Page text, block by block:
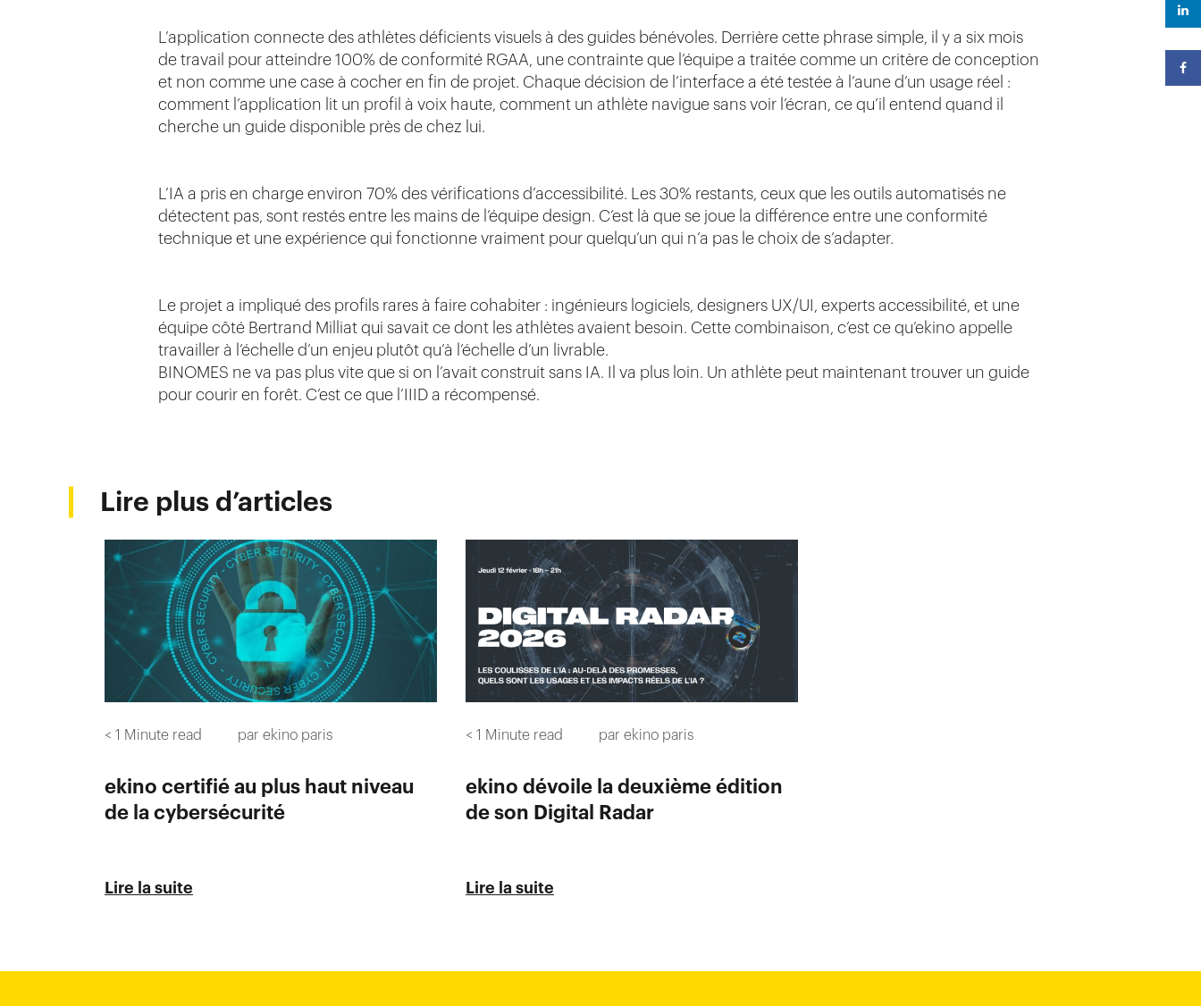
L’application connecte des athlètes déficients visuels à des guides bénévoles. Derrière cette phrase simple, il y a six mois
de travail pour atteindre 100% de conformité RGAA, une contrainte que l’équipe a traitée comme un critère de conception
et non comme une case à cocher en fin de projet. Chaque décision de l’interface a été testée à l’aune d’un usage réel :
comment l’application lit un profil à voix haute, comment un athlète navigue sans voir l’écran, ce qu’il entend quand il
cherche un guide disponible près de chez lui.
L’IA a pris en charge environ 70% des vérifications d’accessibilité. Les 30% restants, ceux que les outils automatisés ne
détectent pas, sont restés entre les mains de l’équipe design. C’est là que se joue la différence entre une conformité
technique et une expérience qui fonctionne vraiment pour quelqu’un qui n’a pas le choix de s’adapter.
Le projet a impliqué des profils rares à faire cohabiter : ingénieurs logiciels, designers UX/UI, experts accessibilité, et une
équipe côté Bertrand Milliat qui savait ce dont les athlètes avaient besoin. Cette combinaison, c’est ce qu’ekino appelle
travailler à l’échelle d’un enjeu plutôt qu’à l’échelle d’un livrable.
BINOMES ne va pas plus vite que si on l’avait construit sans IA. Il va plus loin. Un athlète peut maintenant trouver un guide
pour courir en forêt. C’est ce que l’IIID a récompensé.
Lire plus d’articles
< 1 Minute read par ekino paris
ekino certifié au plus haut niveau
de la cybersécurité
Lire la suite
< 1 Minute read par ekino paris
ekino dévoile la deuxième édition
de son Digital Radar
Lire la suite